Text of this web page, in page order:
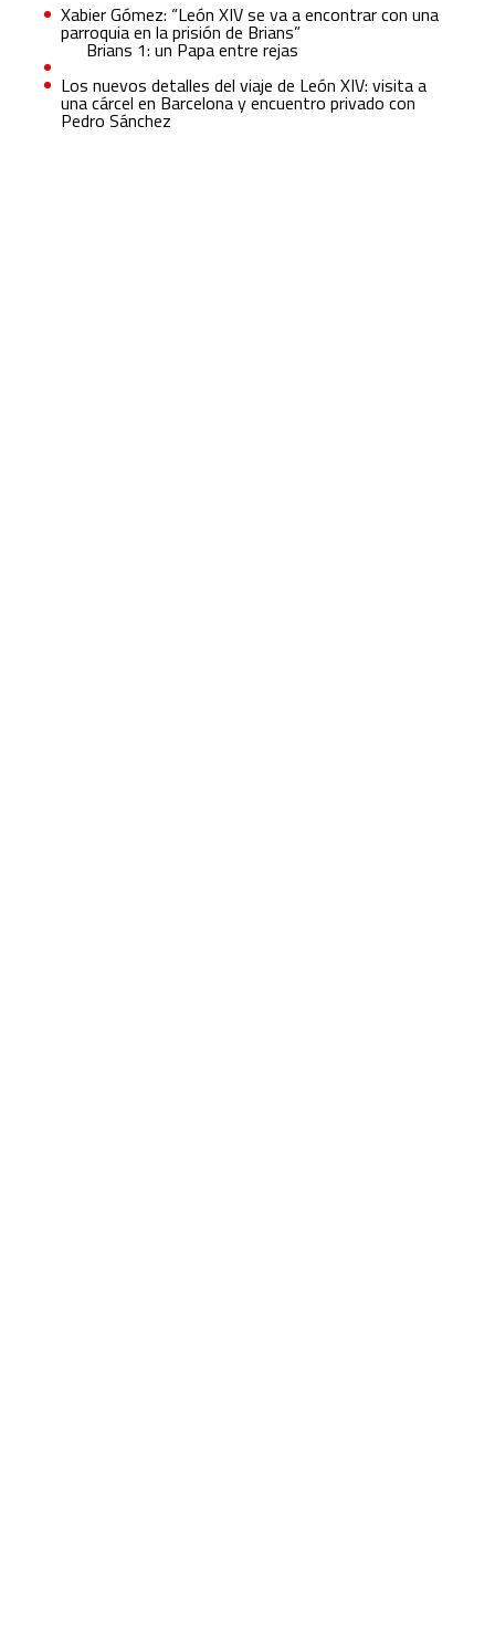
Xabier Gómez: “León XIV se va a encontrar con una
parroquia en la prisión de Brians”
Brians 1: un Papa entre rejas
Los nuevos detalles del viaje de León XIV: visita a
una cárcel en Barcelona y encuentro privado con
Pedro Sánchez